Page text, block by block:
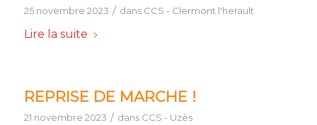
25 novembre 2023 / dans CCS - Clermont l'herault
Lire la suite
REPRISE DE MARCHE !
21 novembre 2023 / dans CCS - Uzès